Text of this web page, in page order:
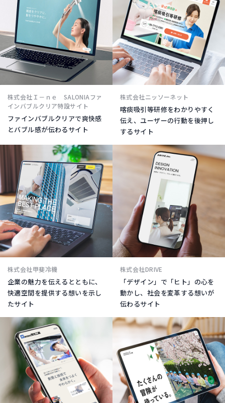
株式会社Ｉ－ｎｅ SALONIAファ
インバブルクリア特設サイト
ファインバブルクリアで爽快感
とバブル感が伝わるサイト
株式会社ニッソーネット
喀痰吸引等研修をわかりやすく
伝え、ユーザーの行動を後押し
するサイト
株式会社甲斐冷機
企業の魅力を伝えるとともに、
快適空間を提供する想いを示し
たサイト
株式会社DRIVE
「デザイン」で「ヒト」の心を
動かし、社会を変革する想いが
伝わるサイト